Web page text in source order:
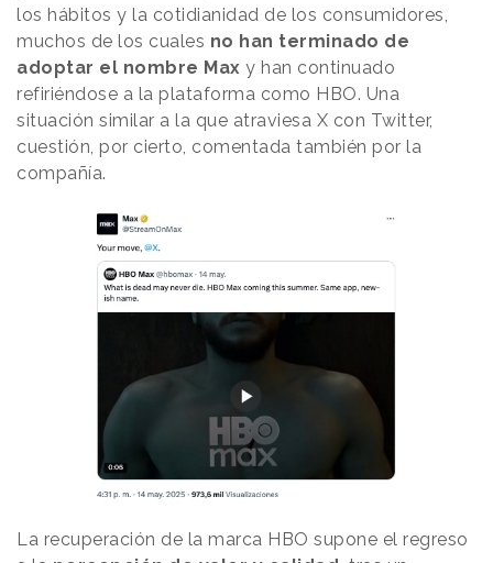
los hábitos y la cotidianidad de los consumidores,
muchos de los cuales no han terminado de
adoptar el nombre Max y han continuado
refiriéndose a la plataforma como HBO. Una
situación similar a la que atraviesa X con Twitter,
cuestión, por cierto, comentada también por la
compañía.
La recuperación de la marca HBO supone el regreso